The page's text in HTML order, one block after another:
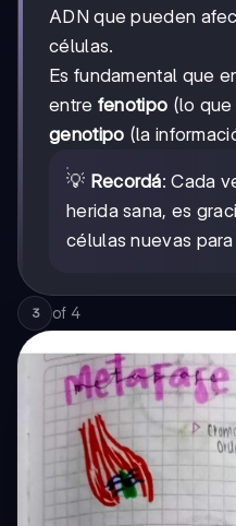
ADN que pueden
células.
Es fundamental que
entre fenotipo (lo
genotipo (la
💡 Recordá: Cada
herida sana, es
células nuevas
3 of 4